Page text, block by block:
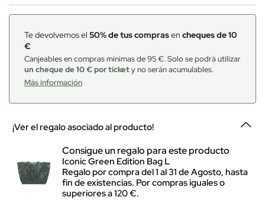
Te devolvemos el 50% de tus comprasen cheques de 10
€
Canjeables en compras mínimas de 95 €. Solo se podrá utilizar
un cheque de 10 € por tickety no serán acumulables.
Más información
¡Ver el regalo asociado al producto!
Consigue un regalo para este producto
Iconic Green Edition Bag L
Regalo por compra del 1 al 31 de Agosto, hasta
fin de existencias. Por compras iguales o
superiores a 120 €.